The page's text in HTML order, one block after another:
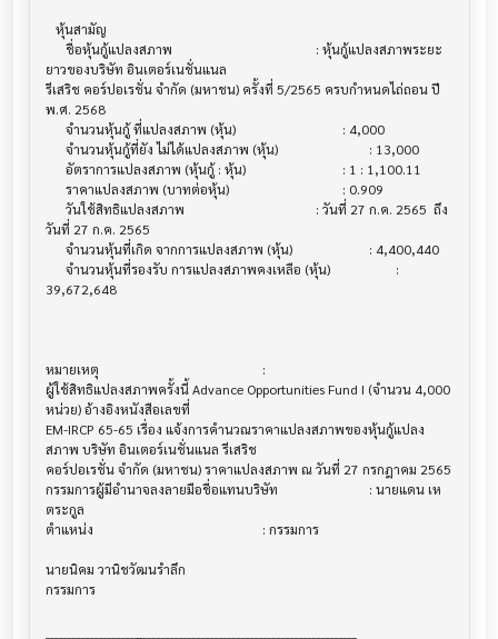
ยาวของบริษัท อินเตอร์เนชั่นแนล
รีเสริช คอร์ปอเรชั่น จำกัด (มหาชน) ครั้งที่ 5/2565 ครบกำหนดไถ่ถอน ปี
พ.ศ. 2568
วันที่ 27 ก.ค. 2565
39,672,648
หมายเหตุ                               			 :
ผู้ใช้สิทธิแปลงสภาพครั้งนี้ Advance Opportunities Fund I (จำนวน 4,000
หน่วย) อ้างอิงหนังสือเลขที่
EM-IRCP 65-65 เรื่อง แจ้งการคำนวณราคาแปลงสภาพของหุ้นกู้แปลง
สภาพ บริษัท อินเตอร์เนชั่นแนล รีเสริช
คอร์ปอเรชั่น จำกัด (มหาชน) ราคาแปลงสภาพ ณ วันที่ 27 กรกฎาคม 2565
กรรมการผู้มีอำนาจลงลายมือชื่อแทนบริษัท       			 : นายแดน เห
ตระกูล
ตำแหน่ง                                			 : กรรมการ
นายนิคม วานิชวัฒนรำลึก
กรรมการ